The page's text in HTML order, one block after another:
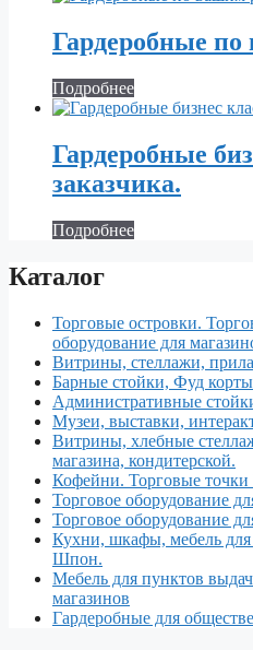
Гардеробные
Подробнее
Гардеробные
заказчика.
Подробнее
Каталог
Торговые островки.
оборудование для
Витрины, стеллажи,
Барные стойки, Фуд
Aдминистративные
Музеи, выставки,
Витрины, хлебные
магазина, кондитерской.
Кофейни. Торговые точки
Торговое оборудование
Торговое оборудование
Кухни, шкафы, мебель для
Шпон.
Мебель для пунктов
магазинов
Гардеробные для